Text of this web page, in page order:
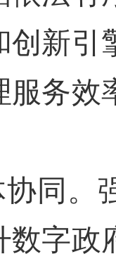
创新引
服务效
同。
数字政